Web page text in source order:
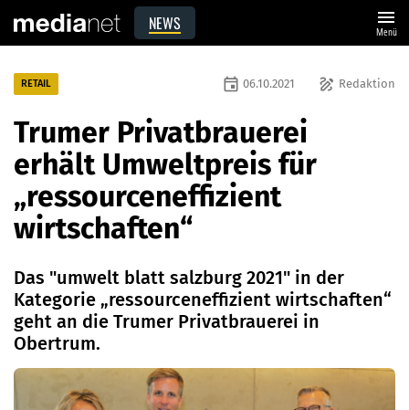
NEWS menu
Menü
RETAIL draw Redaktion
event 06.10.2021
Trumer Privatbrauerei
erhält Umweltpreis für
„ressourceneffizient
wirtschaften“
Das "umwelt blatt salzburg 2021" in der
Kategorie „ressourceneffizient wirtschaften“
geht an die Trumer Privatbrauerei in
Obertrum.